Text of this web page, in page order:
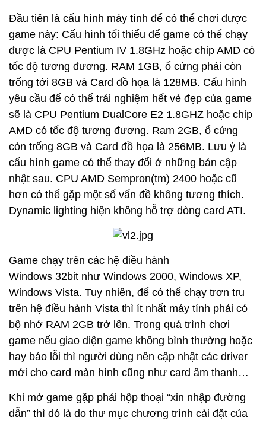
Đầu tiên là cấu hình máy tính để có thể chơi được
game này: Cấu hình tối thiểu để game có thể chạy
được là CPU Pentium IV 1.8GHz hoặc chip AMD có
tốc độ tương đương. RAM 1GB, ổ cứng phải còn
trống tới 8GB và Card đồ họa là 128MB. Cấu hình
yêu cầu để có thể trải nghiệm hết vẻ đẹp của game
sẽ là CPU Pentium DualCore E2 1.8GHZ hoặc chip
AMD có tốc độ tương đương. Ram 2GB, ổ cứng
còn trống 8GB và Card đồ họa là 256MB. Lưu ý là
cấu hình game có thể thay đổi ở những bản cập
nhật sau. CPU AMD Sempron(tm) 2400 hoặc cũ
hơn có thể gặp một số vấn đề không tương thích.
Dynamic lighting hiện không hỗ trợ dòng card ATI.
Game chạy trên các hệ điều hành
Windows 32bit như Windows 2000, Windows XP,
Windows Vista. Tuy nhiên, để có thể chạy trơn tru
trên hệ điều hành Vista thì ít nhất máy tính phải có
bộ nhớ RAM 2GB trở lên. Trong quá trình chơi
game nếu giao diện game không bình thường hoặc
hay báo lỗi thì người dùng nên cập nhật các driver
mới cho card màn hình cũng như card âm thanh…
Khi mở game gặp phải hộp thoại “xin nhập đường
dẫn” thì dó là do thư mục chương trình cài đặt của